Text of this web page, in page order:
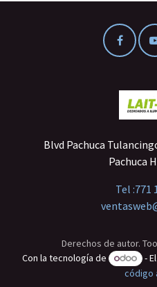
Blvd Pachuca
Pachuca
Tel :771
Derechos de autor.
Con la tecnología de
-
código